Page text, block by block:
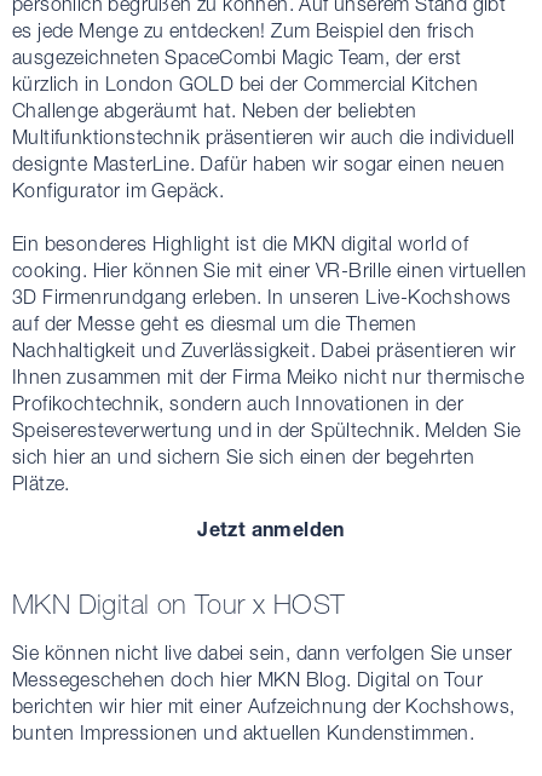
es jede Menge zu entdecken! Zum Beispiel den frisch
ausgezeichneten SpaceCombi Magic Team, der erst
kürzlich in London GOLD bei der Commercial Kitchen
Challenge abgeräumt hat. Neben der beliebten
Multifunktionstechnik präsentieren wir auch die individuell
designte MasterLine. Dafür haben wir sogar einen neuen
Konfigurator im Gepäck.
Ein besonderes Highlight ist die MKN digital world of
cooking. Hier können Sie mit einer VR-Brille einen virtuellen
3D Firmenrundgang erleben. In unseren Live-Kochshows
auf der Messe geht es diesmal um die Themen
Nachhaltigkeit und Zuverlässigkeit. Dabei präsentieren wir
Ihnen zusammen mit der Firma Meiko nicht nur thermische
Profikochtechnik, sondern auch Innovationen in der
Speiseresteverwertung und in der Spültechnik. Melden Sie
sich hier an und sichern Sie sich einen der begehrten
Plätze.
Jetzt anmelden
MKN Digital on Tour x HOST
Sie können nicht live dabei sein, dann verfolgen Sie unser
Messegeschehen doch hier MKN Blog. Digital on Tour
berichten wir hier mit einer Aufzeichnung der Kochshows,
bunten Impressionen und aktuellen Kundenstimmen.